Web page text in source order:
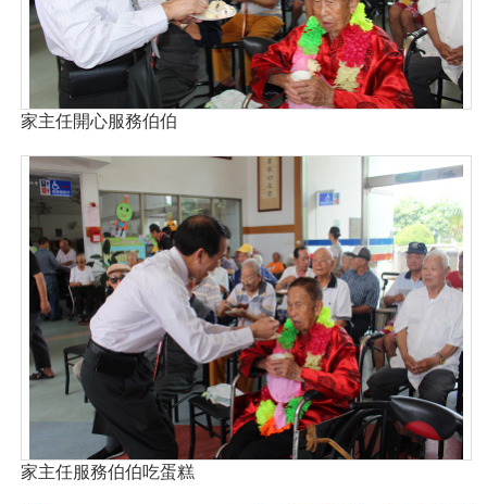
家主任開心服務伯伯
家主任服務伯伯吃蛋糕